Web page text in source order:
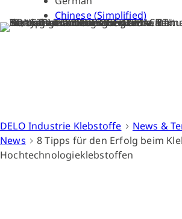
Chinese (Simplified)
DELO Industrie Klebstoffe News &
News
8 Tipps für den Erfolg beim
Hochtechnologieklebstoffen